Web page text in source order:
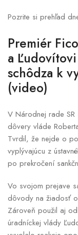
Pozrite si prehľad
Premiér
a
schôdza k
(video)
V Národnej rade
dôvery vláde
Tvrdil, že nejde o
vyplývajúcu z
po prekročení
Vo svojom prejave
dôvody na žiadosť
Zároveň použil aj
úradníckej vlády